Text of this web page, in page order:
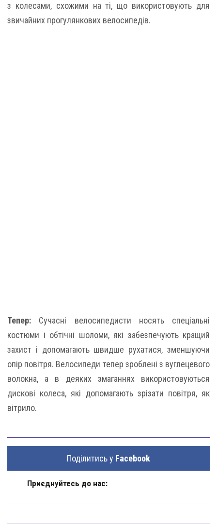
з колесами, схожими на ті, що використовують для
звичайних прогулянкових велосипедів.
Тепер: Сучасні велосипедисти носять спеціальні
костюми і обтічні шоломи, які забезпечують кращий
захист і допомагають швидше рухатися, зменшуючи
опір повітря. Велосипеди тепер зроблені з вуглецевого
волокна, а в деяких змаганнях використовуються
дискові колеса, які допомагають зрізати повітря, як
вітрило.
Поділитись у Facebook
Приєднуйтесь до нас: